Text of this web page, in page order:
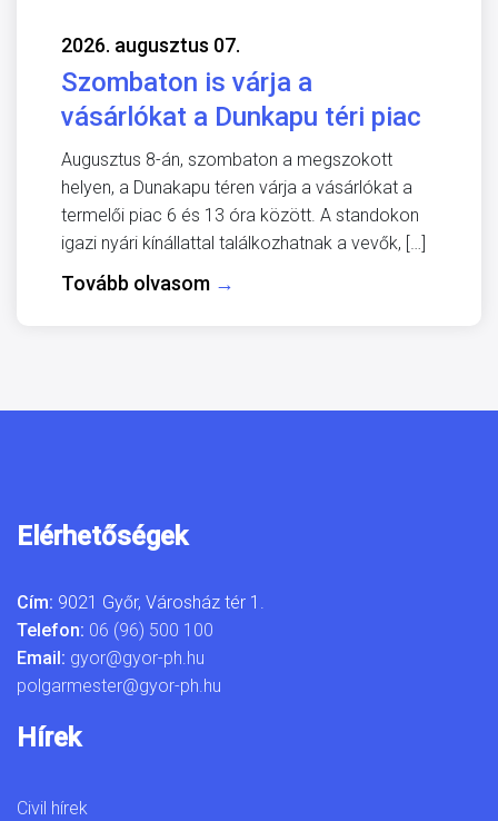
2026. augusztus 07.
Szombaton is várja a
vásárlókat a Dunkapu téri piac
Augusztus 8-án, szombaton a megszokott
helyen, a Dunakapu téren várja a vásárlókat a
termelői piac 6 és 13 óra között. A standokon
igazi nyári kínállattal találkozhatnak a vevők, […]
Tovább olvasom →
Elérhetőségek
Cím: 9021 Győr, Városház tér 1.
Telefon: 06 (96) 500 100
Email: gyor@gyor-ph.hu
polgarmester@gyor-ph.hu
Hírek
Civil hírek